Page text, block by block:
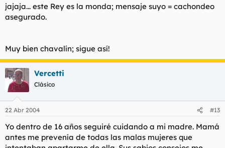
jajaja... este Rey es la monda; mensaje suyo = cachondeo
asegurado.
Muy bien chavalín; sigue así!
Vercetti
Clásico
22 Abr 2004 #13
Yo dentro de 16 años seguiré cuidando a mi madre. Mamá
antes me prevenía de todas las malas mujeres que